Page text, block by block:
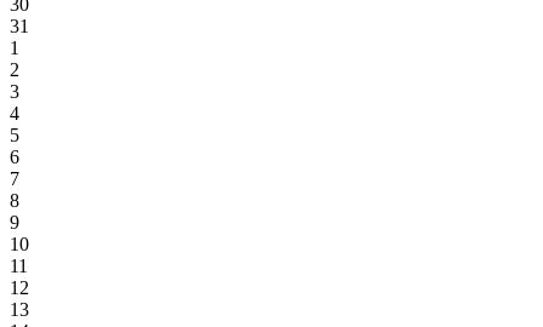
31
1
2
3
4
5
6
7
8
9
10
11
12
13